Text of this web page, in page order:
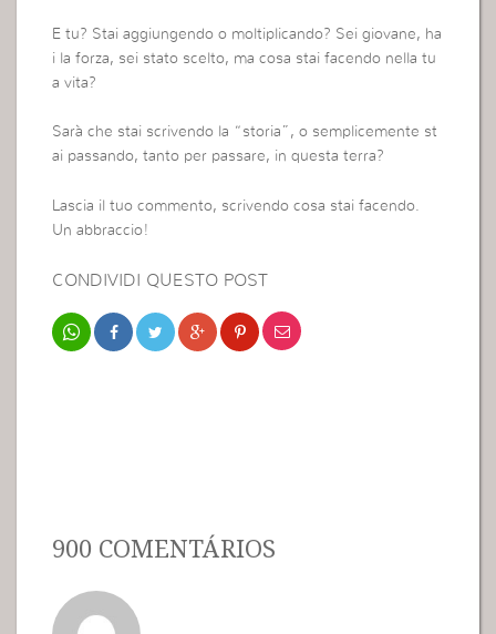
E tu? Stai aggiungendo o moltiplicando? Sei giovane, ha
i la forza, sei stato scelto, ma cosa stai facendo nella tu
a vita?
Sarà che stai scrivendo la “storia”, o semplicemente st
ai passando, tanto per passare, in questa terra?
Lascia il tuo commento, scrivendo cosa stai facendo.
Un abbraccio!
CONDIVIDI QUESTO POST
900 COMENTÁRIOS